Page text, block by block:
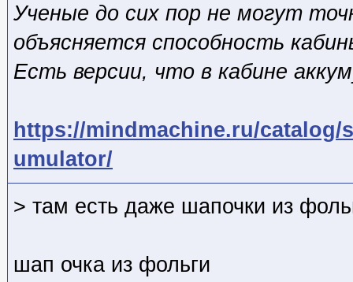
Ученые до сих пор не могут
объясняется способность
Есть версии, что в кабине
https://mindmachine.ru/catalog/
umulator/
> там есть даже шапочки из
шап очка из фольги